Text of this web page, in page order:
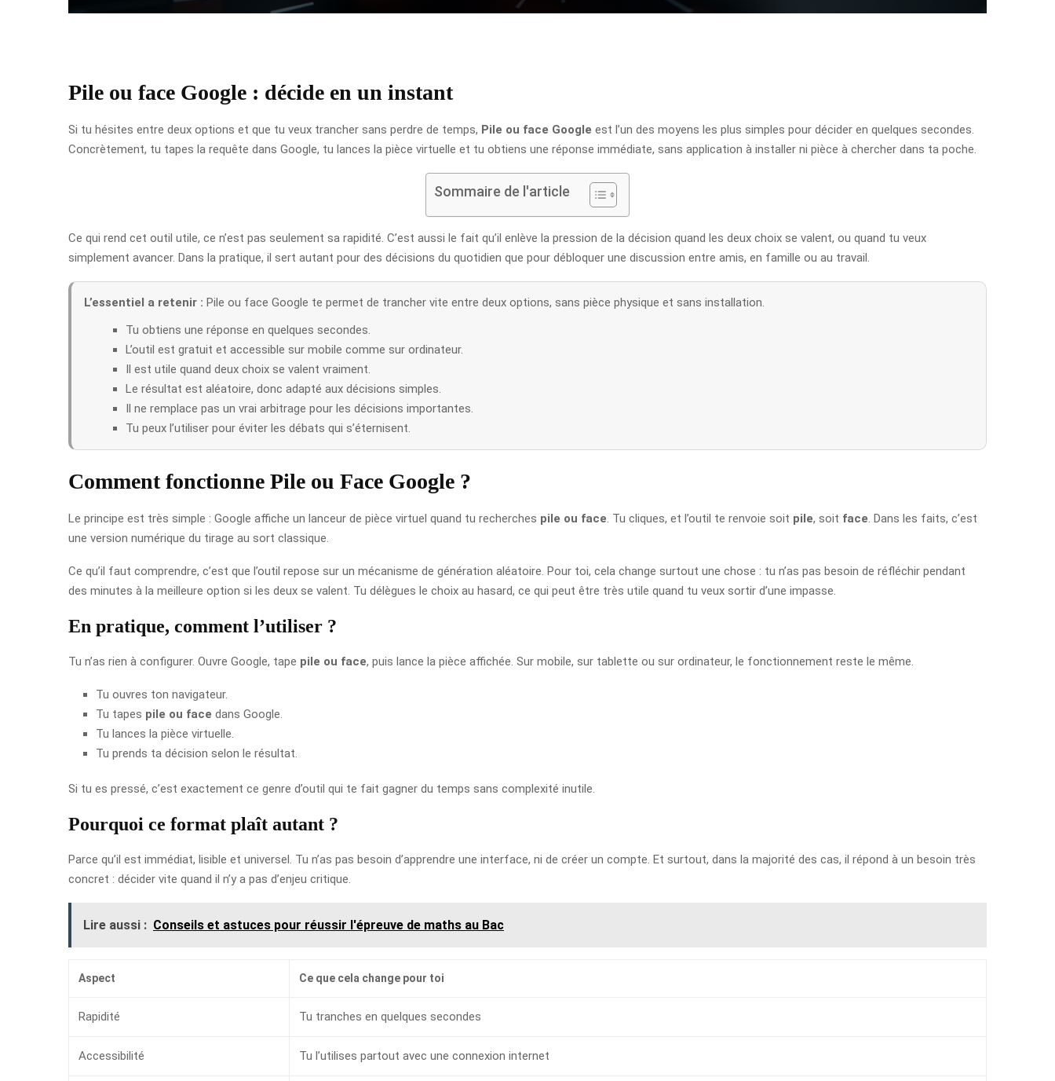
Pile ou face Google : décide en un instant
Si tu hésites entre deux options et que tu veux trancher sans perdre de temps, Pile ou face Google est l’un des moyens les plus simples pour décider en quelques secondes.
Concrètement, tu tapes la requête dans Google, tu lances la pièce virtuelle et tu obtiens une réponse immédiate, sans application à installer ni pièce à chercher dans ta poche.
Sommaire de l'article
Ce qui rend cet outil utile, ce n’est pas seulement sa rapidité. C’est aussi le fait qu’il enlève la pression de la décision quand les deux choix se valent, ou quand tu veux
simplement avancer. Dans la pratique, il sert autant pour des décisions du quotidien que pour débloquer une discussion entre amis, en famille ou au travail.
L’essentiel a retenir : Pile ou face Google te permet de trancher vite entre deux options, sans pièce physique et sans installation.
Tu obtiens une réponse en quelques secondes.
L’outil est gratuit et accessible sur mobile comme sur ordinateur.
Il est utile quand deux choix se valent vraiment.
Le résultat est aléatoire, donc adapté aux décisions simples.
Il ne remplace pas un vrai arbitrage pour les décisions importantes.
Tu peux l’utiliser pour éviter les débats qui s’éternisent.
Comment fonctionne Pile ou Face Google ?
Le principe est très simple : Google affiche un lanceur de pièce virtuel quand tu recherches pile ou face . Tu cliques, et l’outil te renvoie soit pile, soit face . Dans les faits, c’est
une version numérique du tirage au sort classique.
Ce qu’il faut comprendre, c’est que l’outil repose sur un mécanisme de génération aléatoire. Pour toi, cela change surtout une chose : tu n’as pas besoin de réfléchir pendant
des minutes à la meilleure option si les deux se valent. Tu délègues le choix au hasard, ce qui peut être très utile quand tu veux sortir d’une impasse.
En pratique, comment l’utiliser ?
Tu n’as rien à configurer. Ouvre Google, tape pile ou face, puis lance la pièce affichée. Sur mobile, sur tablette ou sur ordinateur, le fonctionnement reste le même.
Tu ouvres ton navigateur.
Tu tapes pile ou face dans Google.
Tu lances la pièce virtuelle.
Tu prends ta décision selon le résultat.
Si tu es pressé, c’est exactement ce genre d’outil qui te fait gagner du temps sans complexité inutile.
Pourquoi ce format plaît autant ?
Parce qu’il est immédiat, lisible et universel. Tu n’as pas besoin d’apprendre une interface, ni de créer un compte. Et surtout, dans la majorité des cas, il répond à un besoin très
concret : décider vite quand il n’y a pas d’enjeu critique.
Lire aussi : Conseils et astuces pour réussir l'épreuve de maths au Bac
Aspect Ce que cela change pour toi
Rapidité Tu tranches en quelques secondes
Accessibilité Tu l’utilises partout avec une connexion internet